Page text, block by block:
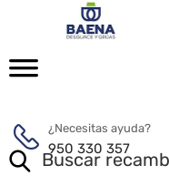
¿Necesitas ayuda?
950 330 357